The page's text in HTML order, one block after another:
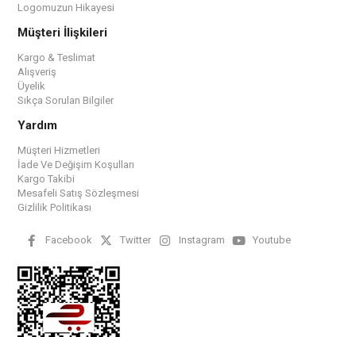
Logomuzun Hikayesi
Müşteri İlişkileri
Kargo & Teslimat
Alışveriş
Üyelik
Sıkça Sorulan Bilgiler
Yardım
Müşteri Hizmetleri
İade Ve Değişim Koşulları
Kargo Takibi
Mesafeli Satış Sözleşmesi
Gizlilik Politikası
Facebook Twitter Instagram Youtube